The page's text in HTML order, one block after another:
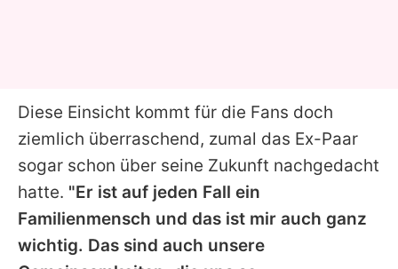
Diese Einsicht kommt für die Fans doch
ziemlich überraschend, zumal das Ex-Paar
sogar schon über seine Zukunft nachgedacht
hatte. "Er ist auf jeden Fall ein
Familienmensch und das ist mir auch ganz
wichtig. Das sind auch unsere